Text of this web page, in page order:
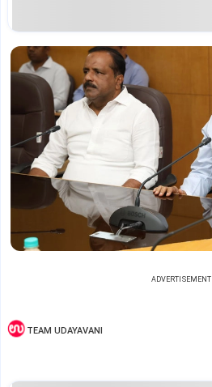
ADVERTISEMENT
TEAM UDAYAVANI